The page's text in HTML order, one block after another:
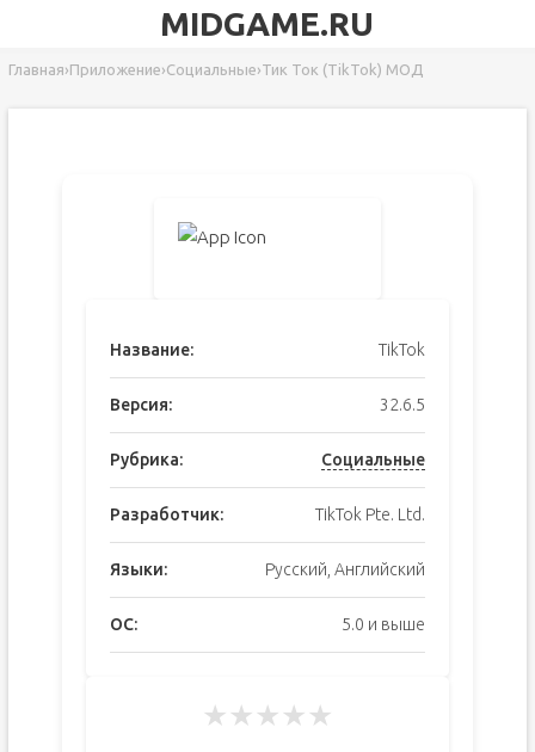
MIDGAME.RU
Главная›Приложение›Социальные›Тик Ток (TikTok) МОД
Название: TikTok
Версия: 32.6.5
Рубрика: Социальные
Разработчик: TikTok Pte. Ltd.
Языки: Русский, Английский
ОС: 5.0 и выше
★★★★★